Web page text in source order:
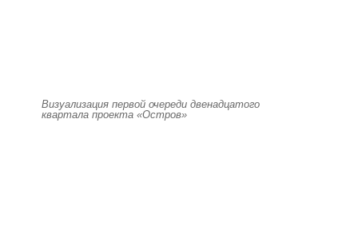
Визуализация первой очереди двенадцатого
квартала проекта «Остров»